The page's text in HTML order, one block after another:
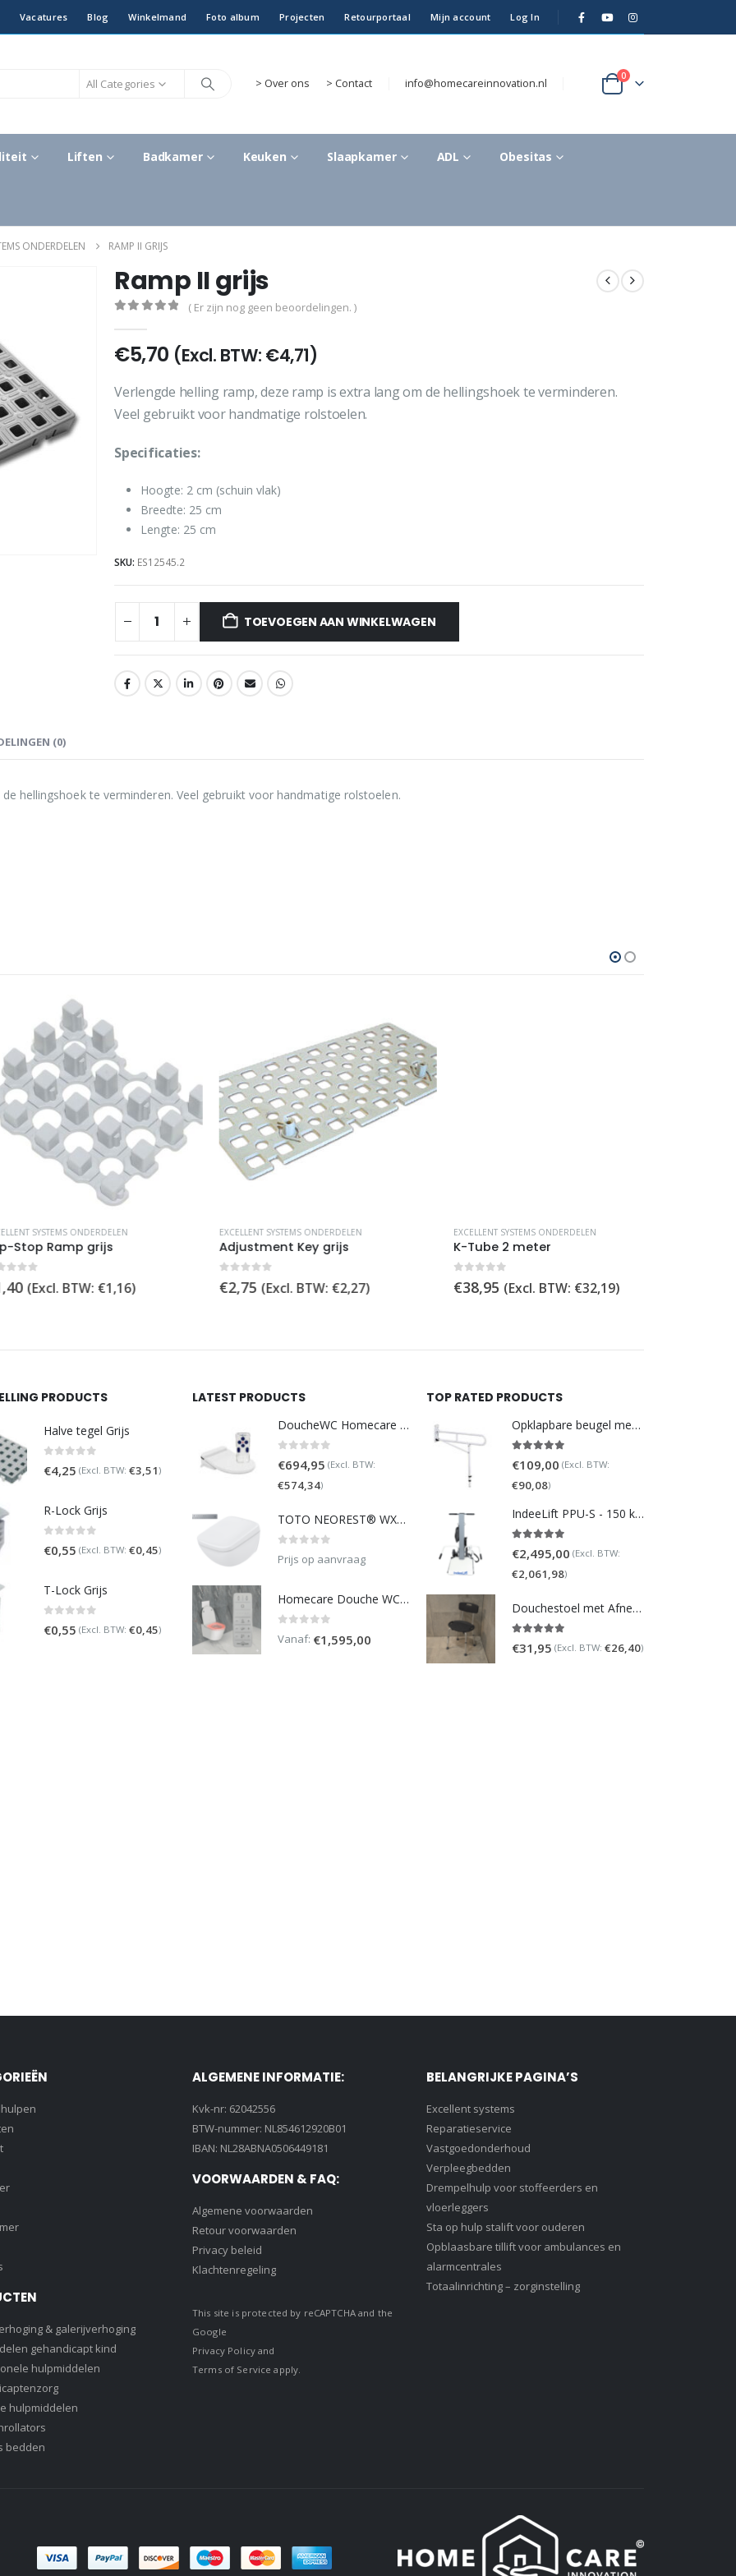
Vacatures Blog Winkelmand Foto album Projecten Retourportaal Mijn account Log In
All Categories > Over ons > Contact info@homecareinnovation.nl
0
Liften Badkamer Keuken Slaapkamer ADL Obesitas
ONDERDELEN RAMP II GRIJS
Ramp II grijs
( Er zijn nog geen beoordelingen. )
€5,70 (Excl. BTW: €4,71)
Verlengde helling ramp, deze ramp is extra lang om de hellingshoek te verminderen.
Veel gebruikt voor handmatige rolstoelen.
Specificaties:
Hoogte: 2 cm (schuin vlak)
Breedte: 25 cm
Lengte: 25 cm
SKU: ES12545.2
TOEVOEGEN AAN WINKELWAGEN
(0)
hellingshoek te verminderen. Veel gebruikt voor handmatige rolstoelen.
SYSTEMS ONDERDELEN
Ramp grijs
(Excl. BTW:€1,16)
EXCELLENT SYSTEMS ONDERDELEN
Adjustment Key grijs
2,75 (Excl. BTW:€2,27)
EXCELLENT SYSTEMS ONDERDELEN
K-Tube 2 meter
38,95 (Excl. BTW:€32,19)
PRODUCTS
Halve tegel Grijs
€4,25 (Excl. BTW: €3,51)
R-Lock Grijs
€0,55 (Excl. BTW: €0,45)
T-Lock Grijs
€0,55 (Excl. BTW: €0,45)
LATEST PRODUCTS
DoucheWC Homecare – Pure 500R
€694,95 (Excl. BTW:
€574,34)
TOTO NEOREST® WX1 - incl. remote control
Prijs op aanvraag
Homecare Douche WC - Comfort plus 991 - Met brilverwarming
Vanaf: €1,595,00
TOP RATED PRODUCTS
Opklapbare beugel met steunpoot (verstelbaar)
€109,00 (Excl. BTW:
€90,08)
IndeeLift PPU-S - 150 kg draaggewicht
€2,495,00 (Excl. BTW:
€2,061,98)
Douchestoel met Afneembare Rugleuning ? Verstelbaar Douchekrukje ? Grijs
€31,95 (Excl. BTW: €26,40)
& galerijverhoging
gehandicapt kind
hulpmiddelen
hulpmiddelen
bedden
ALGEMENE INFORMATIE:
Kvk-nr: 62042556
BTW-nummer: NL854612920B01
IBAN: NL28ABNA0506449181
VOORWAARDEN & FAQ:
Algemene voorwaarden
Retour voorwaarden
Privacy beleid
Klachtenregeling
This site is protected by reCAPTCHA and the
Google
Privacy Policyand
Terms of Service apply.
BELANGRIJKE PAGINA’S
Excellent systems
Reparatieservice
Vastgoedonderhoud
Verpleegbedden
Drempelhulp voor stoffeerders en
vloerleggers
Sta op hulp stalift voor ouderen
Opblaasbare tillift voor ambulances en
alarmcentrales
Totaalinrichting – zorginstelling